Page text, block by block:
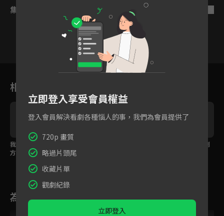
集數列表
2 3 4
相關花絮
我一直在離你不遠的地
方，范丞丞心動告白楊
無論你在哪我都會找到
為您推薦
立即登入享受會員權益
登入會員解決看劇各種惱人的事，我們為會員提供了
720p 畫質
略過片頭尾
收藏片單
觀劇紀錄
立即登入